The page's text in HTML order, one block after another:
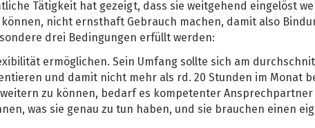
Tätigkeit hat gezeigt, dass sie weitgehend eingelöst
nicht ernsthaft Gebrauch machen, damit also
drei Bedingungen erfüllt werden:
ermöglichen. Sein Umfang sollte sich am
und damit nicht mehr als rd. 20 Stunden im Monat
zu können, bedarf es kompetenter
was sie genau zu tun haben, und sie brauchen einen